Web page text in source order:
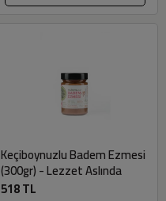
Keçiboynuzlu Badem Ezmesi
(300gr) - Lezzet Aslında
518 TL